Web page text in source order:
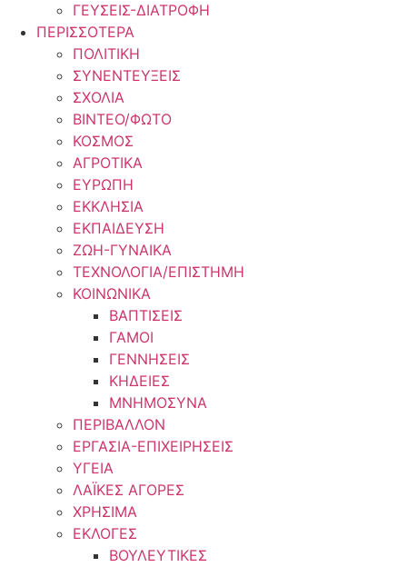
ΓΕΥΣΕΙΣ-ΔΙΑΤΡΟΦΗ
ΠΕΡΙΣΣΟΤΕΡΑ
ΠΟΛΙΤΙΚΗ
ΣΥΝΕΝΤΕΥΞΕΙΣ
ΣΧΟΛΙΑ
ΒΙΝΤΕΟ/ΦΩΤΟ
ΚΟΣΜΟΣ
ΑΓΡΟΤΙΚΑ
ΕΥΡΩΠΗ
ΕΚΚΛΗΣΙΑ
ΕΚΠΑΙΔΕΥΣΗ
ΖΩΗ-ΓΥΝΑΙΚΑ
ΤΕΧΝΟΛΟΓΙΑ/ΕΠΙΣΤΗΜΗ
ΚΟΙΝΩΝΙΚΑ
ΒΑΠΤΙΣΕΙΣ
ΓΑΜΟΙ
ΓΕΝΝΗΣΕΙΣ
ΚΗΔΕΙΕΣ
ΜΝΗΜΟΣΥΝΑ
ΠΕΡΙΒΑΛΛΟΝ
ΕΡΓΑΣΙΑ-ΕΠΙΧΕΙΡΗΣΕΙΣ
ΥΓΕΙΑ
ΛΑΪΚΕΣ ΑΓΟΡΕΣ
ΧΡΗΣΙΜΑ
ΕΚΛΟΓΕΣ
ΒΟΥΛΕΥΤΙΚΕΣ